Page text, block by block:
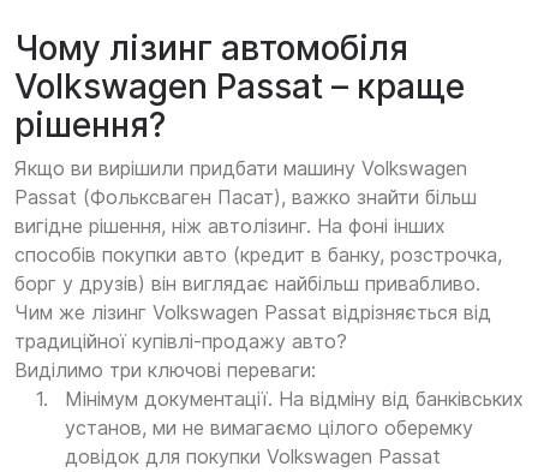
Чому лізинг автомобіля
Volkswagen Passat – краще
рішення?
Якщо ви вирішили придбати машину Volkswagen
Passat (Фольксваген Пасат), важко знайти більш
вигідне рішення, ніж автолізинг. На фоні інших
способів покупки авто (кредит в банку, розстрочка,
борг у друзів) він виглядає найбільш привабливо.
Чим же лізинг Volkswagen Passat відрізняється від
традиційної купівлі-продажу авто?
Виділимо три ключові переваги:
Мінімум документації. На відміну від банківських
установ, ми не вимагаємо цілого оберемку
довідок для покупки Volkswagen Passat